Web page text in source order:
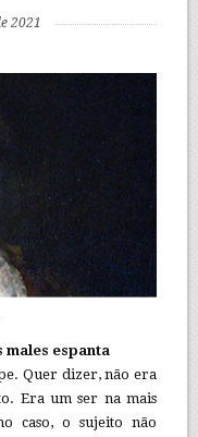
2021
males espanta
Quer dizer, não era
Era um ser na mais
caso, o sujeito não